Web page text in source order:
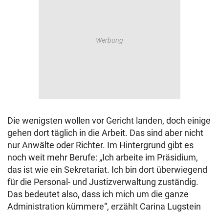
Die wenigsten wollen vor Gericht landen, doch einige
gehen dort täglich in die Arbeit. Das sind aber nicht
nur Anwälte oder Richter. Im Hintergrund gibt es
noch weit mehr Berufe: „Ich arbeite im Präsidium,
das ist wie ein Sekretariat. Ich bin dort überwiegend
für die Personal- und Justizverwaltung zuständig.
Das bedeutet also, dass ich mich um die ganze
Administration kümmere“, erzählt Carina Lugstein